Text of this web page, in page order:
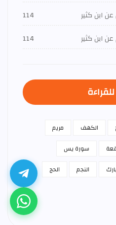
ابن كثير
114
ابن كثير
114
الكهف
مريم
سورة يس
النجم
الحج